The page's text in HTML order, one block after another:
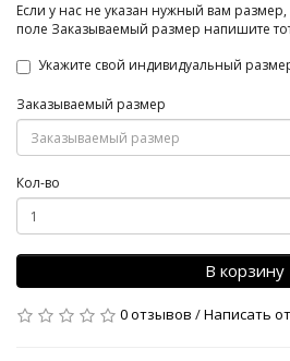
Если у нас не указан нужный вам
поле Заказываемый размер напишите
Укажите свой индивидуальный
Заказываемый размер
Кол-во
В корзину
0 отзывов /Написать